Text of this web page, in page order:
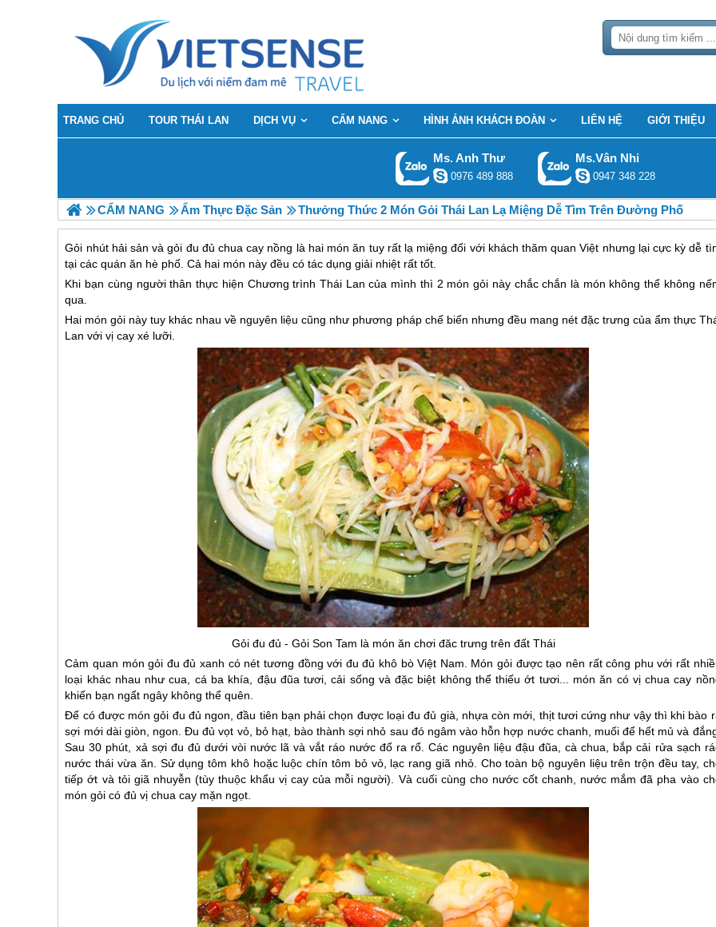
TRANG CHỦ TOUR THÁI LAN DỊCH VỤ CẨM NANG HÌNH ẢNH KHÁCH ĐOÀN LIÊN HỆ GIỚI THIỆU
Ms. Anh Thư
0976 489 888
Ms.Vân Nhi
0947 348 228
CẨM NANG Ẩm Thực Đặc Sản Thưởng Thức 2 Món Gỏi Thái Lan Lạ Miệng Dễ Tìm Trên Đường Phố
Gỏi nhút hải sản và gỏi đu đủ chua cay nồng là hai món ăn tuy rất lạ miệng đối với khách thăm quan Việt nhưng lại cực kỳ dễ
tại các quán ăn hè phố. Cả hai món này đều có tác dụng giải nhiệt rất tốt.
Khi bạn cùng người thân thực hiện Chương trình Thái Lan của mình thì 2 món gỏi này chắc chắn là món không thể không
qua.
Hai món gỏi này tuy khác nhau về nguyên liệu cũng như phương pháp chế biến nhưng đều mang nét đặc trưng của ẩm thực
Lan với vị cay xé lưỡi.
Gỏi đu đủ - Gỏi Son Tam là món ăn chơi đăc trưng trên đất Thái
Cảm quan món gỏi đu đủ xanh có nét tương đồng với đu đủ khô bò Việt Nam. Món gỏi được tạo nên rất công phu với rất
loại khác nhau như cua, cá ba khía, đậu đũa tươi, cải sống và đặc biệt không thể thiếu ớt tươi... món ăn có vị chua cay
khiến bạn ngất ngây không thể quên.
Để có được món gỏi đu đủ ngon, đầu tiên bạn phải chọn được loại đu đủ già, nhựa còn mới, thịt tươi cứng như vậy thì khi bào
sợi mới dài giòn, ngon. Đu đủ vọt vỏ, bỏ hạt, bào thành sợi nhỏ sau đó ngâm vào hỗn hợp nước chanh, muối để hết mủ và
Sau 30 phút, xả sợi đu đủ dưới vòi nước lã và vắt ráo nước đổ ra rổ. Các nguyên liệu đậu đũa, cà chua, bắp cải rửa sạch
nước thái vừa ăn. Sử dụng tôm khô hoặc luộc chín tôm bỏ vỏ, lạc rang giã nhỏ. Cho toàn bộ nguyên liệu trên trộn đều tay,
tiếp ớt và tỏi giã nhuyễn (tùy thuộc khẩu vị cay của mỗi người). Và cuối cùng cho nước cốt chanh, nước mắm đã pha vào
món gỏi có đủ vị chua cay mặn ngọt.